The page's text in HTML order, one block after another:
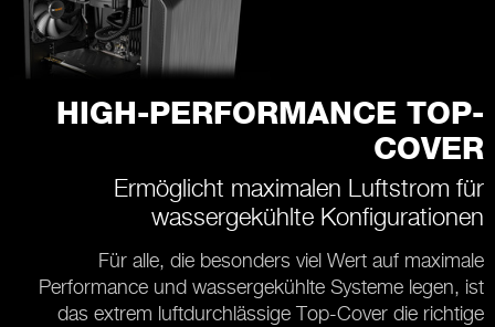
HIGH-PERFORMANCE TOP-
COVER
Ermöglicht maximalen Luftstrom für
wassergekühlte Konfigurationen
Für alle, die besonders viel Wert auf maximale
Performance und wassergekühlte Systeme legen, ist
das extrem luftdurchlässige Top-Cover die richtige